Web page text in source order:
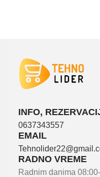
INFO,
0637343557
EMAIL
RADNO VREME
Radnim danima